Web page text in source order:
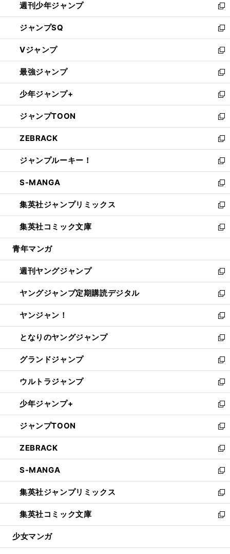
く
週刊少年ジャンプ
新
し
い
ウ
ィ
ン
ド
ウ
で
開
く
ジャンプSQ
新
し
い
ウ
ィ
ン
ド
ウ
で
開
く
Vジャンプ
新
し
い
ウ
ィ
ン
ド
ウ
で
開
く
最強ジャンプ
新
し
い
ウ
ィ
ン
ド
ウ
で
開
く
少年ジャンプ+
新
し
い
ウ
ィ
ン
ド
ウ
で
開
く
ジャンプTOON
新
し
い
ウ
ィ
ン
ド
ウ
で
開
く
ZEBRACK
新
し
い
ウ
ィ
ン
ド
ウ
で
開
ジャンプルーキー！
新
し
い
ウ
ィ
ン
ド
ウ
開
く
S-MANGA
新
し
い
ウ
ィ
ン
ウ
で
開
く
集英社ジャンプリミックス
新
し
い
ウ
ン
ド
ウ
で
開
く
集英社コミック文庫
新
し
ウ
ィ
ン
ド
ウ
で
開
く
青年マンガ
週刊ヤングジャンプ
新
し
い
ウ
ィ
ン
ド
ウ
で
開
く
ヤングジャンプ定期購読デジタル
新
し
い
ウ
ィ
ン
ド
ウ
で
開
く
ヤンジャン！
新
し
い
ウ
ィ
ン
ド
ウ
で
開
く
となりのヤングジャンプ
新
し
い
ウ
ィ
ン
ド
ウ
で
開
く
グランドジャンプ
新
し
い
ウ
ィ
ン
ド
ウ
で
開
く
ウルトラジャンプ
新
し
い
ウ
ィ
ン
ド
ウ
で
開
く
少年ジャンプ+
新
し
い
ウ
ィ
ン
ド
ウ
で
開
く
ジャンプTOON
新
し
い
ウ
ィ
ン
ド
ウ
で
開
ZEBRACK
新
し
い
ウ
ィ
ン
ド
ウ
開
S-MANGA
新
し
い
ウ
ィ
ン
ウ
集英社ジャンプリミックス
新
し
い
ウ
ン
集英社コミック文庫
新
し
ウ
少女マンガ